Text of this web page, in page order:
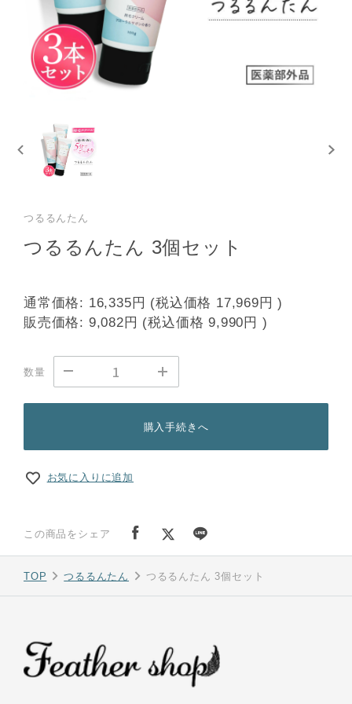
つるるんたん
つるるんたん 3個セット
通常価格: 16,335円 (税込価格 17,969円 )
販売価格: 9,082円 (税込価格9,990円 )
数量
購入手続きへ
お気に入りに追加
この商品をシェア
TOP つるるんたん つるるんたん 3個セット